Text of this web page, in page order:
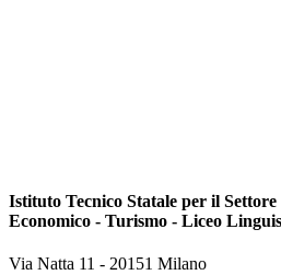
Istituto Tecnico Statale per il Settore
Economico - Turismo - Liceo
Via Natta 11 - 20151 Milano